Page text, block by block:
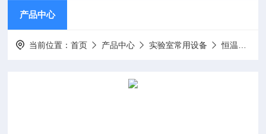
产品中心
当前位置：首页 产品中心 实验室常用设备 恒温振荡器/振荡器